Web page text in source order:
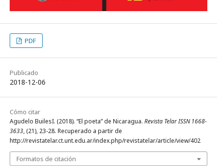
PDF
Publicado
2018-12-06
Cómo citar
Agudelo BuilesI. (2018). “El poeta” de Nicaragua. Revista Telar ISSN 1668-
3633, (21), 23-28. Recuperado a partir de
http://revistatelar.ct.unt.edu.ar/index.php/revistatelar/article/view/402
Formatos de citación